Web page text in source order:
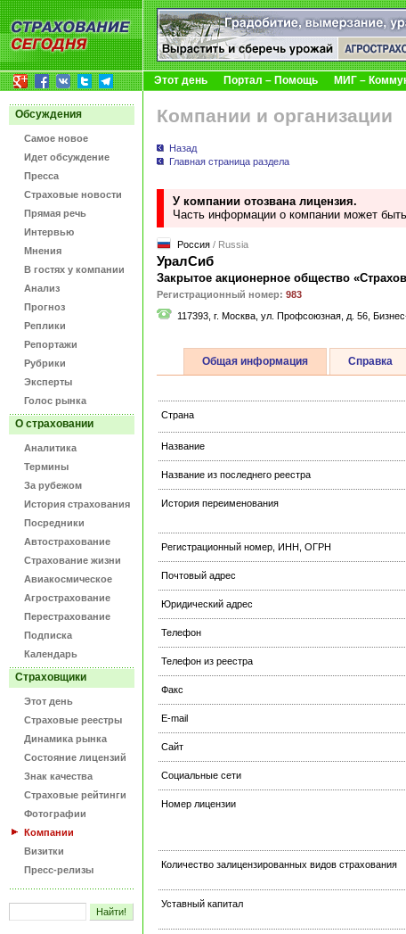
Этот день Портал – Помощь МИГ –
Обсуждения
Самое новое
Идет обсуждение
Пресса
Страховые новости
Прямая речь
Интервью
Мнения
В гостях у компании
Анализ
Прогноз
Реплики
Репортажи
Рубрики
Эксперты
Голос рынка
О страховании
Аналитика
Термины
За рубежом
История страхования
Посредники
Автострахование
Страхование жизни
Авиакосмическое
Агрострахование
Перестрахование
Подписка
Календарь
Страховщики
Этот день
Страховые реестры
Динамика рынка
Состояние лицензий
Знак качества
Страховые рейтинги
Фотографии
Компании
Визитки
Пресс-релизы
Компании и организации
Назад
Главная страница раздела
У компании отозвана лицензия.
Часть информации о компании может
Россия / Russia
УралСиб
Закрытое акционерное общество
Регистрационный номер: 983
117393, г. Москва, ул. Профсоюзная, д. 56,
Общая информация Справка
Страна
Название
Название из последнего реестра
История переименования
Регистрационный номер, ИНН, ОГРН
Почтовый адрес
Юридический адрес
Телефон
Телефон из реестра
Факс
E-mail
Сайт
Социальные сети
Номер лицензии
Количество залицензированных видов страхования
Уставный капитал